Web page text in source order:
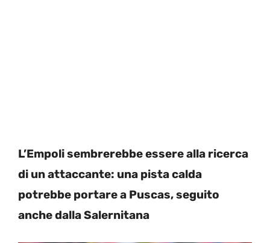
L’Empoli sembrerebbe essere alla ricerca
di un attaccante: una pista calda
potrebbe portare a Puscas, seguito
anche dalla Salernitana